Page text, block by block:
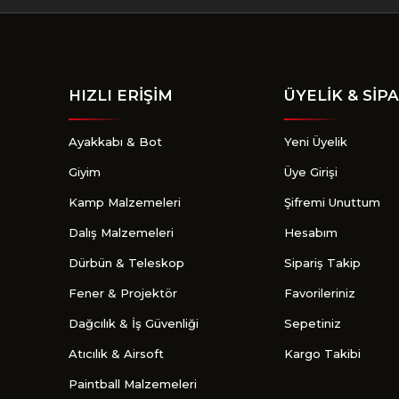
HIZLI ERİŞİM
Ayakkabı & Bot
Giyim
Kamp Malzemeleri
Dalış Malzemeleri
Dürbün & Teleskop
Fener & Projektör
Dağcılık & İş Güvenliği
Atıcılık & Airsoft
Paintball Malzemeleri
ÜYELİK &
Yeni Üyelik
Üye Girişi
Şifremi Unuttum
Hesabım
Sipariş Takip
Favorileriniz
Sepetiniz
Kargo Takibi